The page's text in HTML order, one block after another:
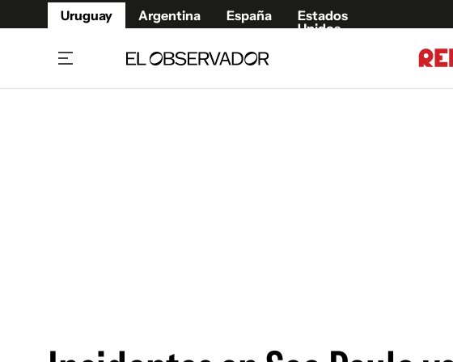
Uruguay Argentina España
Estados
Unidos